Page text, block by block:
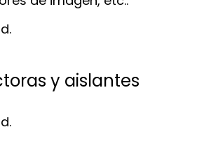
y aislantes